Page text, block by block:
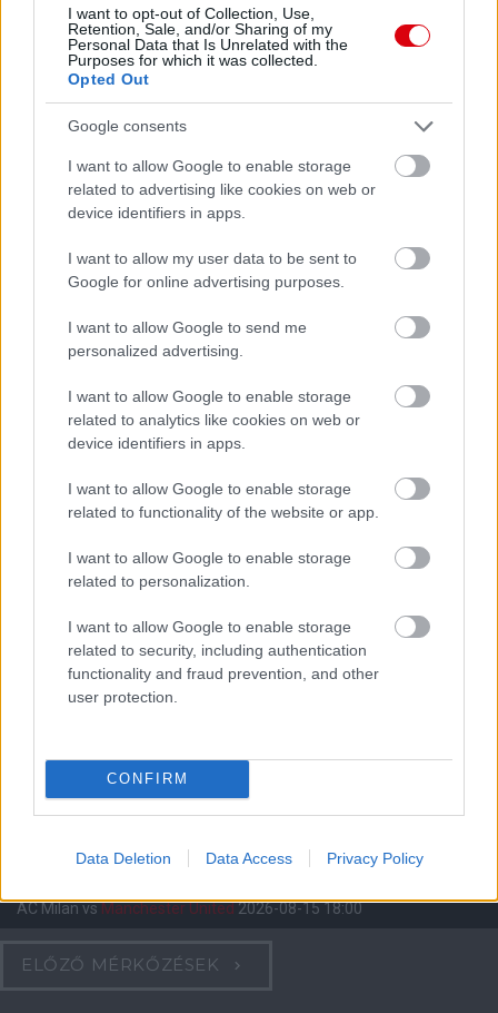
I want to opt-out of Collection, Use,
Retention, Sale, and/or Sharing of my
Personal Data that Is Unrelated with the
Purposes for which it was collected.
Opted Out
Google consents
I want to allow Google to enable storage
related to advertising like cookies on web or
device identifiers in apps.
I want to allow my user data to be sent to
Google for online advertising purposes.
I want to allow Google to send me
personalized advertising.
I want to allow Google to enable storage
related to analytics like cookies on web or
device identifiers in apps.
I want to allow Google to enable storage
related to functionality of the website or app.
I want to allow Google to enable storage
related to personalization.
I want to allow Google to enable storage
related to security, including authentication
functionality and fraud prevention, and other
user protection.
CONFIRM
Data Deletion Data Access Privacy Policy
Meccs Center
Paris Saint-Germainvs
Manchester United
Felkészülési szezon 4. mérkőzés
0 nap 5 óra 52 perc 2 másodperc
Leeds UnitedvsManchester United2026-08-12 20:30
AC MilanvsManchester United2026-08-15 18:00
ELŐZŐ MÉRKŐZÉSEK